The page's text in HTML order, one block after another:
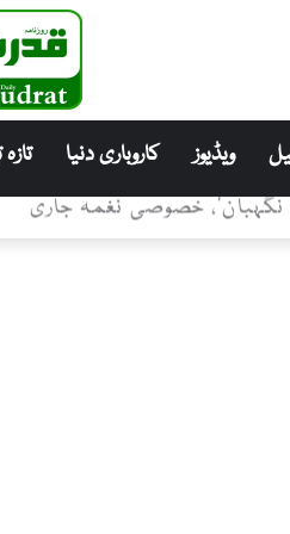
ویڈیوز کاروباری دنیا
نگہبان’، خصوصی نغمہ جاری